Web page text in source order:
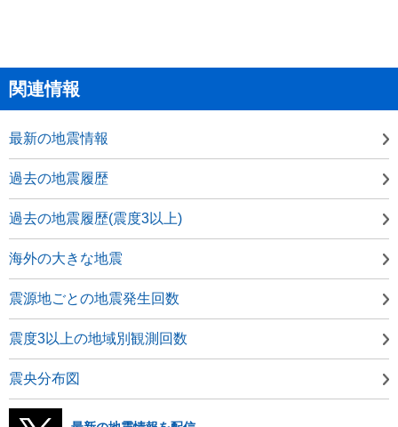
関連情報
最新の地震情報
過去の地震履歴
過去の地震履歴(震度3以上)
海外の大きな地震
震源地ごとの地震発生回数
震度3以上の地域別観測回数
震央分布図